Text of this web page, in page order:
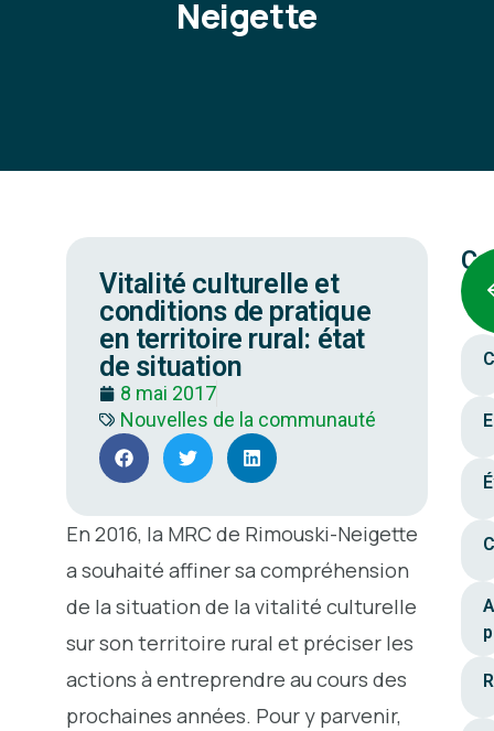
Neigette
Vitalité culturelle et
conditions de pratique
en territoire rural: état
de situation
8 mai 2017
Nouvelles de la communauté
En 2016, la MRC de Rimouski-Neigette
a souhaité affiner sa compréhension
de la situation de la vitalité culturelle
sur son territoire rural et préciser les
actions à entreprendre au cours des
prochaines années. Pour y parvenir,